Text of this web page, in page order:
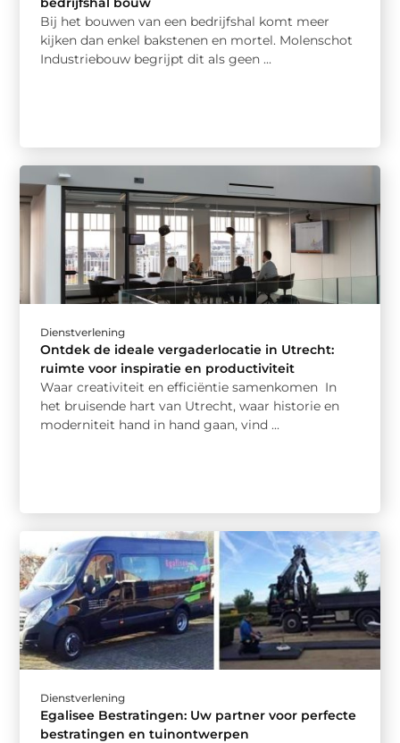
Bij het bouwen van een bedrijfshal komt meer
kijken dan enkel bakstenen en mortel. Molenschot
Industriebouw begrijpt dit als geen ...
Dienstverlening
Ontdek de ideale vergaderlocatie in Utrecht:
ruimte voor inspiratie en productiviteit
Waar creativiteit en efficiëntie samenkomen In
het bruisende hart van Utrecht, waar historie en
moderniteit hand in hand gaan, vind ...
Dienstverlening
Egalisee Bestratingen: Uw partner voor perfecte
bestratingen en tuinontwerpen